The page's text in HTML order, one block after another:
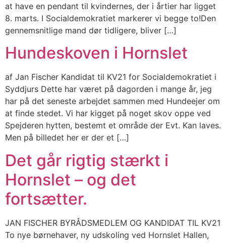
at have en pendant til kvindernes, der i årtier har ligget
8. marts. I Socialdemokratiet markerer vi begge to!Den
gennemsnitlige mand dør tidligere, bliver […]
Hundeskoven i Hornslet
af Jan Fischer Kandidat til KV21 for Socialdemokratiet i
Syddjurs Dette har været på dagorden i mange år, jeg
har på det seneste arbejdet sammen med Hundeejer om
at finde stedet. Vi har kigget på noget skov oppe ved
Spejderen hytten, bestemt et område der Evt. Kan laves.
Men på billedet her er der et […]
Det går rigtig stærkt i
Hornslet – og det
fortsætter.
JAN FISCHER BYRÅDSMEDLEM OG KANDIDAT TIL KV21
To nye børnehaver, ny udskoling ved Hornslet Hallen,